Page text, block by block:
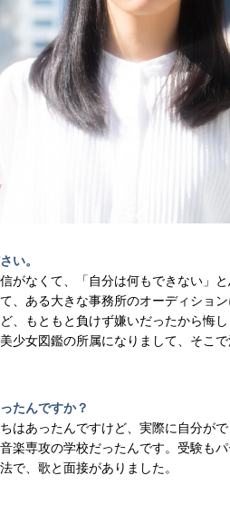
い。
がなくて、「自分は何もできない」
、ある大きな事務所のオーディショ
、もともと負けず嫌いだったから悔
少女図鑑の所属になりまして、そこ
たんですか？
はあったんですけど、実際に自分が
楽専攻の学校だったんです。受験も
で、歌と面接がありました。